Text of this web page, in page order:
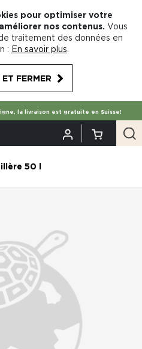
pour optimiser votre
nos contenus. Vous
traitement des données en
: En savoir plus
FERMER
la livraison est gratuite en Suisse!
50 l